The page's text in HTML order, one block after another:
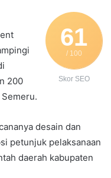
61
/ 100
Skor SEO
200
desain dan
petunjuk pelaksanaan
daerah kabupaten